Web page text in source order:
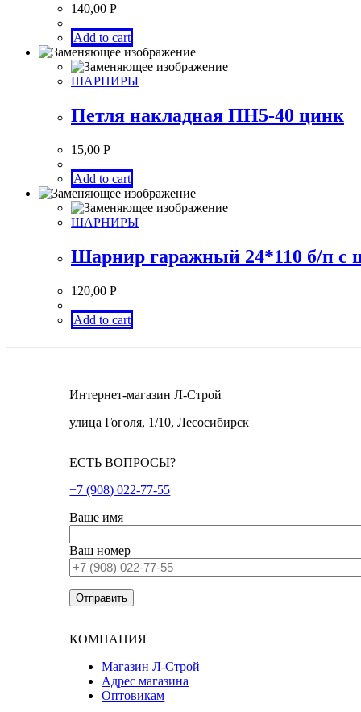
140,00 Р
Add to cart
ШАРНИРЫ
Петля накладная ПН5-40 цинк
15,00 Р
Add to cart
ШАРНИРЫ
Шарнир гаражный 24*110 б/п с
120,00 Р
Add to cart
Интернет-магазин Л-Строй
улица Гоголя, 1/10, Лесосибирск
ЕСТЬ ВОПРОСЫ?
+7 (908) 022-77-55
Ваше имя
Ваш номер
КОМПАНИЯ
Магазин Л-Строй
Адрес магазина
Оптовикам